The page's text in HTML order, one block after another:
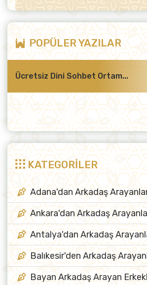
POPÜLER YAZILAR
Ücretsiz Dini Sohbet Ortam...
KATEGORİLER
Adana'dan Arkadaş
Ankara'dan Arkadaş
Antalya'dan Arkadaş
Balıkesir'den Arkadaş
Bayan Arkadaş Arayan